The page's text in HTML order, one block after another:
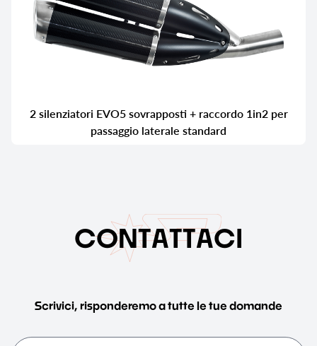
2 silenziatori EVO5 sovrapposti + raccordo 1in2 per
passaggio laterale standard
CONTATTACI
Scrivici, risponderemo a tutte le tue domande